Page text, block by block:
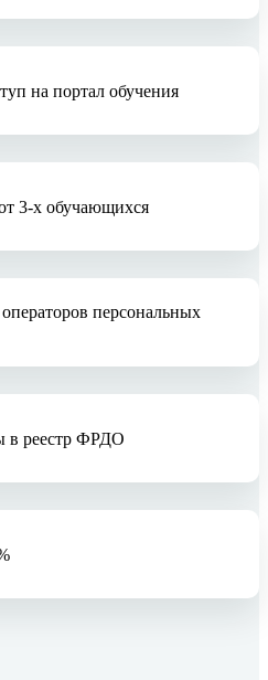
на портал обучения
3-х обучающихся
персональных
в реестр ФРДО